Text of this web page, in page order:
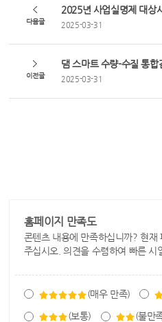
다음글
2025년 사업실명제 대상
2025-03-31
이전글
댐 스마트 수량-수질 통합
2025-03-31
홈페이지 만족도
콘텐츠 내용에 만족하십니까? 현재
주십시오. 의견을 수렴하여 빠른 시
(매우 만족)
(보통) (불만